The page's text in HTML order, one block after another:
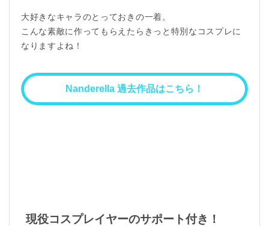
大好きなキャラのとっておきの一着。
こんな素敵に作ってもらえたらきっと特別なコスプレに
なりますよね！
Nanderella 過去作品はこちら！
現役コスプレイヤーのサポート付き！